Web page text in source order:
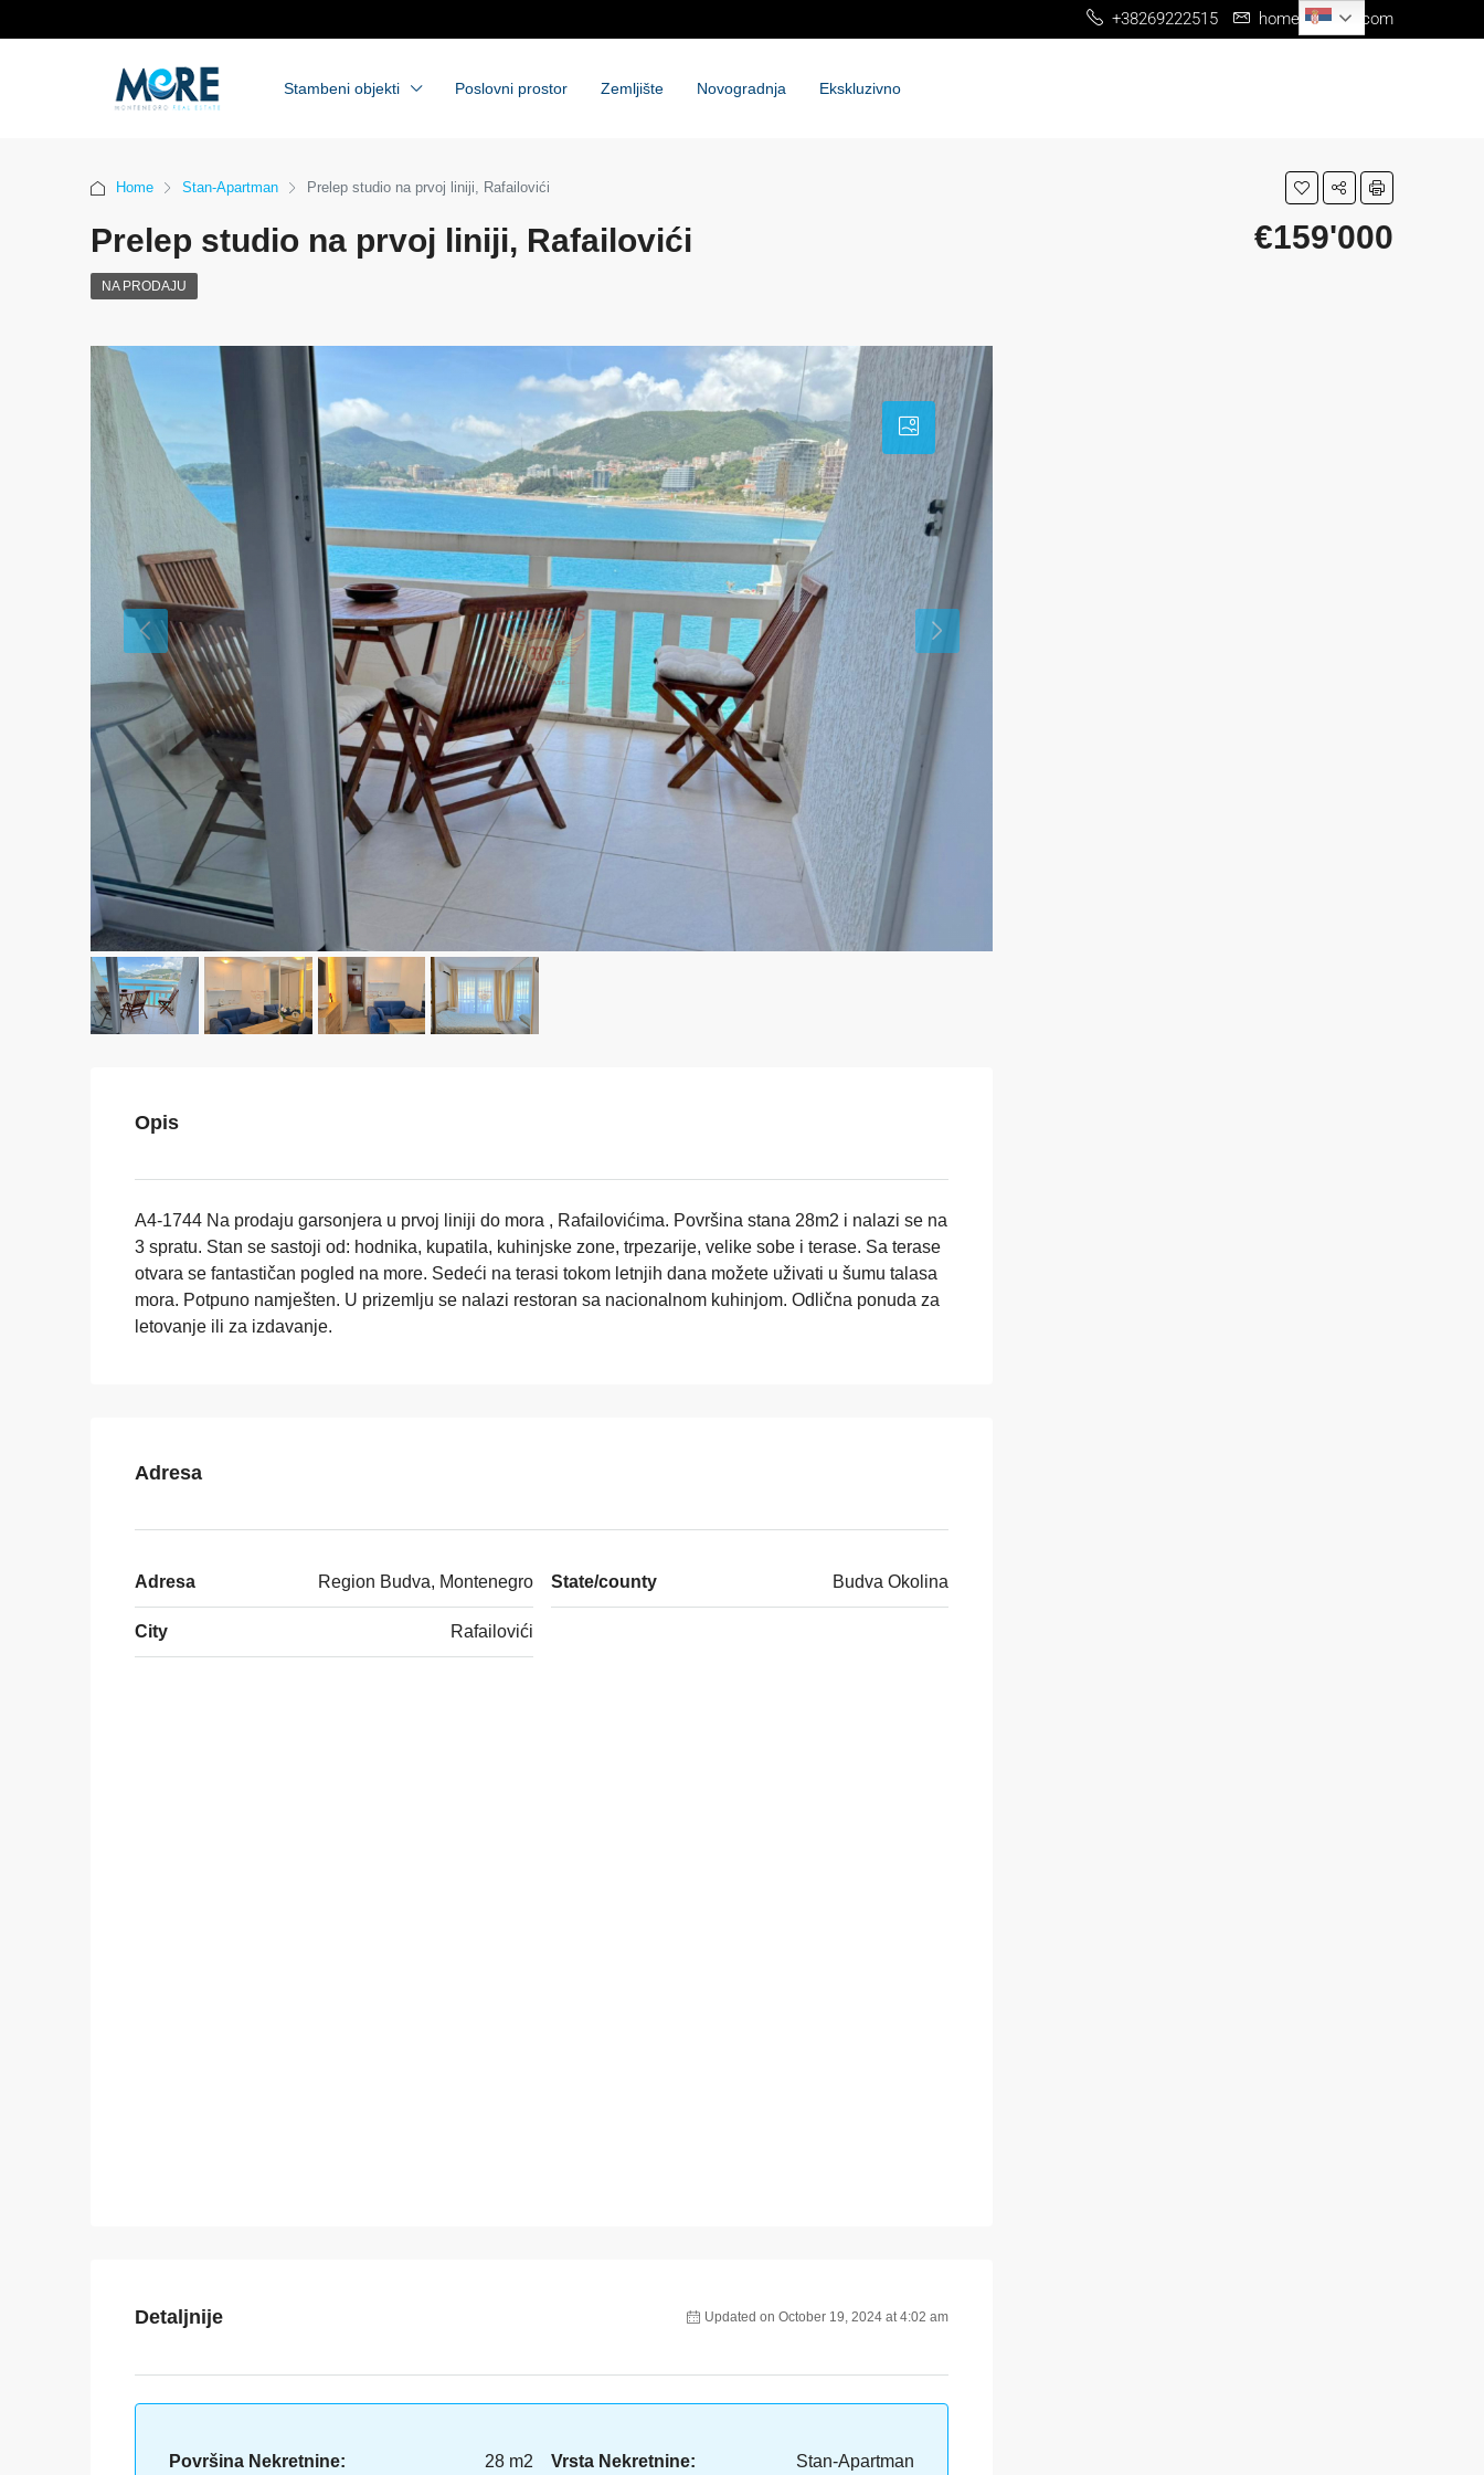
+38269222515 home@me-re.com
Stambeni objekti Poslovni prostor Zemljište Novogradnja Ekskluzivno
Home Stan-Apartman Prelep studio na prvoj liniji, Rafailovići
Prelep studio na prvoj liniji, Rafailovići €159'000
NA PRODAJU
Opis
A4-1744 Na prodaju garsonjera u prvoj liniji do mora , Rafailovićima. Površina stana 28m2 i nalazi se na
3 spratu. Stan se sastoji od: hodnika, kupatila, kuhinjske zone, trpezarije, velike sobe i terase. Sa terase
otvara se fantastičan pogled na more. Sedeći na terasi tokom letnjih dana možete uživati u šumu talasa
mora. Potpuno namješten. U prizemlju se nalazi restoran sa nacionalnom kuhinjom. Odlična ponuda za
letovanje ili za izdavanje.
Adresa
Adresa Region Budva, Montenegro
City Rafailovići
State/county Budva Okolina
Detaljnije Updated on October 19, 2024 at 4:02 am
Površina Nekretnine: 28 m2 Vrsta Nekretnine: Stan-Apartman
Serbian